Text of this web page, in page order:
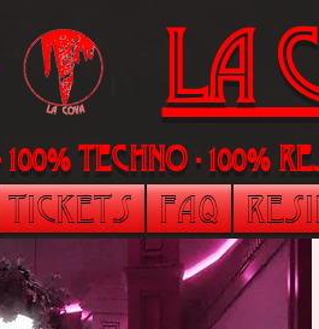
LA
- 100% Techno -
Tickets FAQ